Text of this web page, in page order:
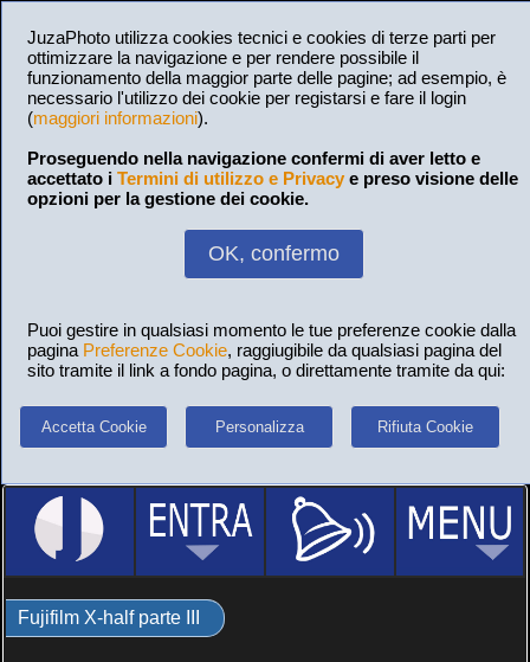
JuzaPhoto utilizza cookies tecnici e cookies di terze parti per
ottimizzare la navigazione e per rendere possibile il
funzionamento della maggior parte delle pagine; ad esempio, è
necessario l'utilizzo dei cookie per registarsi e fare il login
(maggiori informazioni).
Proseguendo nella navigazione confermi di aver letto e
accettato i Termini di utilizzo e Privacy e preso visione delle
opzioni per la gestione dei cookie.
OK, confermo
Puoi gestire in qualsiasi momento le tue preferenze cookie dalla
pagina Preferenze Cookie, raggiugibile da qualsiasi pagina del
sito tramite il link a fondo pagina, o direttamente tramite da qui:
Accetta Cookie Personalizza Rifiuta Cookie
Fujifilm X-half parte III